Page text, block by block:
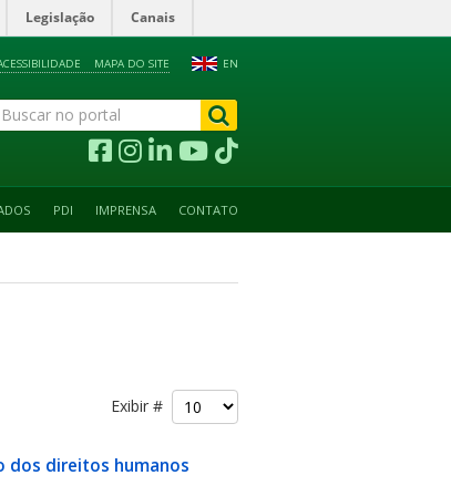
Legislação Canais
EN
MAPA DO SITE
PDI IMPRENSA CONTATO
Exibir #
dos direitos humanos